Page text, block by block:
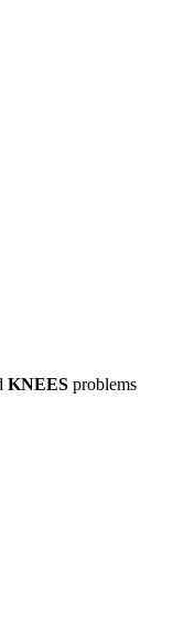
KNEES problems